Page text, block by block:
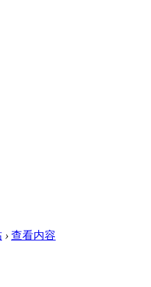
› 查看内容